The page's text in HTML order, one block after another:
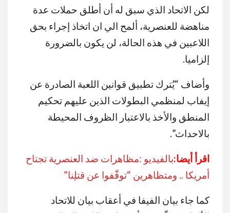
لكن الاتحاد الذي سبق له أن أطلق حملات عدة
مناهضة للعنصرية، ألمح الي ان اتخاذ إجراء بحق
اللاعبين في هذه الحالة، لن يكون بالضرورة
إلزاميا.
وأضاف “يُترك تطبيق قوانين اللعبة الصادرة عن
إيفاب لمنظمي البطولات الذين عليهم تحكيم
المنطق والأخذ بالاعتبار الظروف المحيطة
بالاحداث”.
اقرأ أيضا:بالفيديو :مظاهرات ضد العنصرية تجتاح
أمريكا .. ومتظاهرين “توقّفوا عن قتلِنا”
كما جاء بيان الفيفا في أعقاب بيان للاتحاد